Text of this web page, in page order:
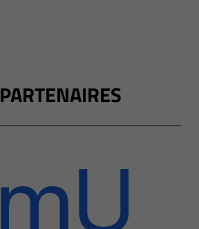
PARTENAIRES